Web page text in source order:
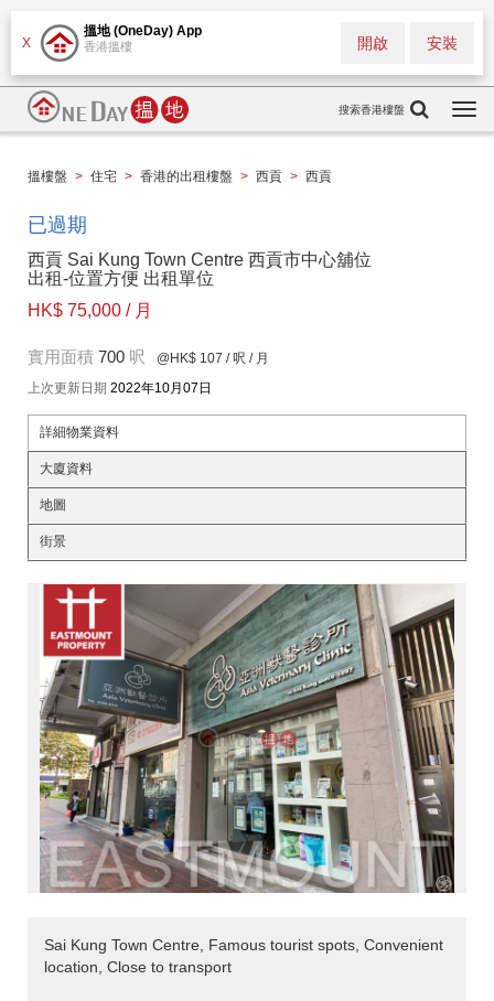
X
搵地 (OneDay) App
香港搵樓 安裝
開啟
搜索香港樓盤
搵樓盤 > 住宅 > 香港的出租樓盤 > 西貢 > 西貢
已過期
西貢 Sai Kung Town Centre 西貢市中心舖位
出租-位置方便 出租單位
HK$ 75,000 / 月
實用面積 700 呎 @HK$ 107 / 呎 / 月
上次更新日期 2022年10月07日
詳細物業資料
大廈資料
地圖
街景
Sai Kung Town Centre, Famous tourist spots, Convenient
location, Close to transport